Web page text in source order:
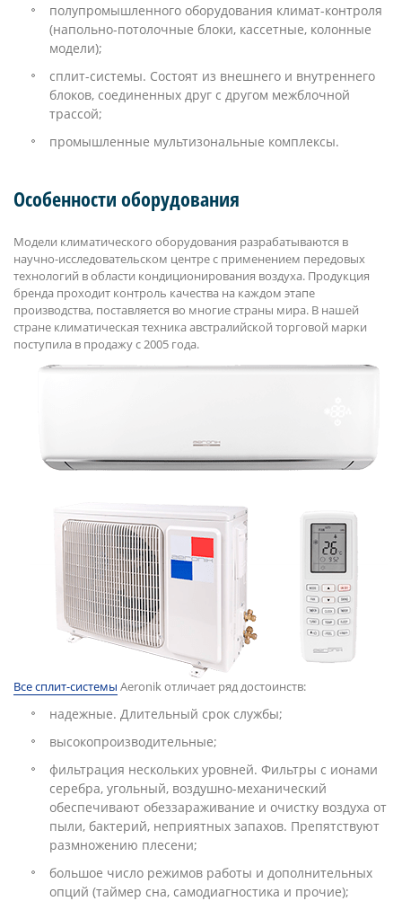
полупромышленного оборудования климат-контроля
(напольно-потолочные блоки, кассетные, колонные
модели);
сплит-системы. Состоят из внешнего и внутреннего
блоков, соединенных друг с другом межблочной
трассой;
промышленные мультизональные комплексы.
Особенности оборудования
Модели климатического оборудования разрабатываются в
научно-исследовательском центре с применением передовых
технологий в области кондиционирования воздуха. Продукция
бренда проходит контроль качества на каждом этапе
производства, поставляется во многие страны мира. В нашей
стране климатическая техника австралийской торговой марки
поступила в продажу с 2005 года.
Все сплит-системы Aeronik отличает ряд достоинств:
надежные. Длительный срок службы;
высокопроизводительные;
фильтрация нескольких уровней. Фильтры с ионами
серебра, угольный, воздушно-механический
обеспечивают обеззараживание и очистку воздуха от
пыли, бактерий, неприятных запахов. Препятствуют
размножению плесени;
большое число режимов работы и дополнительных
опций (таймер сна, самодиагностика и прочие);